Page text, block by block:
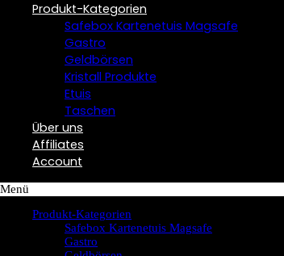
Produkt-Kategorien
Safebox Kartenetuis Magsafe
Gastro
Geldbörsen
Kristall Produkte
Etuis
Taschen
Über uns
Affiliates
Account
Menü
Produkt-Kategorien
Safebox Kartenetuis Magsafe
Gastro